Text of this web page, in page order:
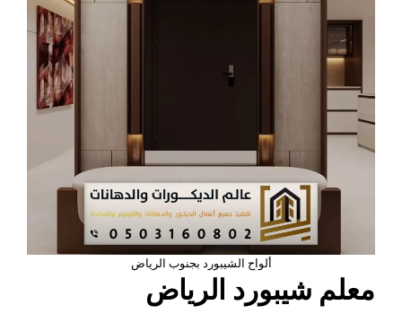
ألواح الشيبورد بجنوب الرياض
معلم شيبورد الرياض